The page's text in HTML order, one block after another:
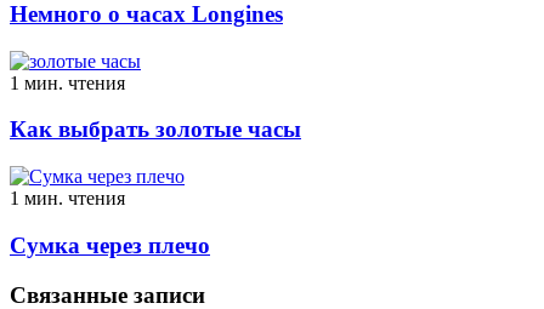
Немного о часах Longines
1 мин. чтения
Как выбрать золотые часы
1 мин. чтения
Сумка через плечо
Связанные записи